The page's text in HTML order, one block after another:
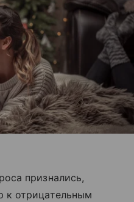
признались,
к отрицательным